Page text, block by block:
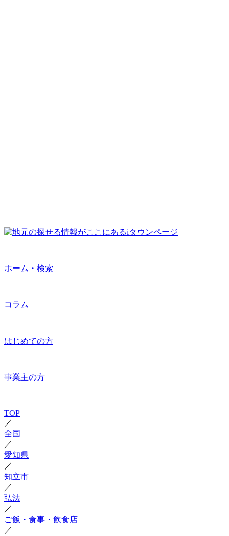
ホーム・検索
コラム
はじめての方
事業主の方
TOP
／
全国
／
愛知県
／
知立市
／
弘法
／
ご飯・食事・飲食店
／